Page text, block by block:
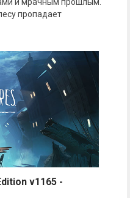
пропадает
v1165 -